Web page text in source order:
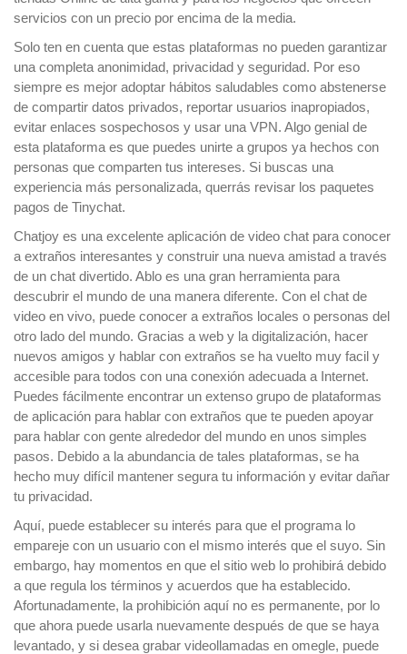
servicios con un precio por encima de la media.
Solo ten en cuenta que estas plataformas no pueden garantizar
una completa anonimidad, privacidad y seguridad. Por eso
siempre es mejor adoptar hábitos saludables como abstenerse
de compartir datos privados, reportar usuarios inapropiados,
evitar enlaces sospechosos y usar una VPN. Algo genial de
esta plataforma es que puedes unirte a grupos ya hechos con
personas que comparten tus intereses. Si buscas una
experiencia más personalizada, querrás revisar los paquetes
pagos de Tinychat.
Chatjoy es una excelente aplicación de video chat para conocer
a extraños interesantes y construir una nueva amistad a través
de un chat divertido. Ablo es una gran herramienta para
descubrir el mundo de una manera diferente. Con el chat de
video en vivo, puede conocer a extraños locales o personas del
otro lado del mundo. Gracias a web y la digitalización, hacer
nuevos amigos y hablar con extraños se ha vuelto muy facil y
accesible para todos con una conexión adecuada a Internet.
Puedes fácilmente encontrar un extenso grupo de plataformas
de aplicación para hablar con extraños que te pueden apoyar
para hablar con gente alrededor del mundo en unos simples
pasos. Debido a la abundancia de tales plataformas, se ha
hecho muy difícil mantener segura tu información y evitar dañar
tu privacidad.
Aquí, puede establecer su interés para que el programa lo
empareje con un usuario con el mismo interés que el suyo. Sin
embargo, hay momentos en que el sitio web lo prohibirá debido
a que regula los términos y acuerdos que ha establecido.
Afortunadamente, la prohibición aquí no es permanente, por lo
que ahora puede usarla nuevamente después de que se haya
levantado, y si desea grabar videollamadas en omegle, puede